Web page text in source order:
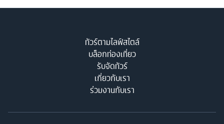
ทัวร์ตามไลฟ์สไตล์
บล็อกท่องเที่ยว
รับจัดทัวร์
เกี่ยวกับเรา
ร่วมงานกับเรา